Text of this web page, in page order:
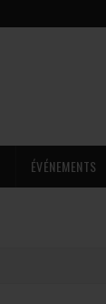
ÉVÉNEMENTS